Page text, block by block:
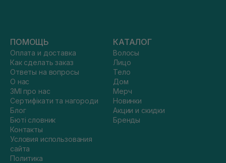
ПОМОЩЬ
Оплата и доставка
Как сделать заказ
Ответы на вопросы
О нас
ЗМІ про нас
Сертифікати та нагороди
Блог
Бюті словник
Контакты
Условия использования
сайта
Политика
КАТАЛОГ
Волосы
Лицо
Тело
Дом
Мерч
Новинки
Акции и скидки
Бренды